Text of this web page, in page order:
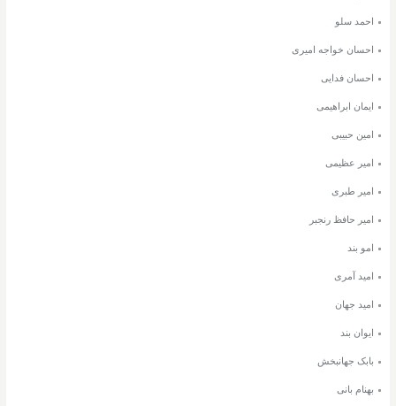
احمد سلو
احسان خواجه امیری
احسان فدایی
ایمان ابراهیمی
امین حبیبی
امیر عظیمی
امیر طبری
امیر حافظ رنجبر
امو بند
امید آمری
امید جهان
ایوان بند
بابک جهانبخش
بهنام بانی